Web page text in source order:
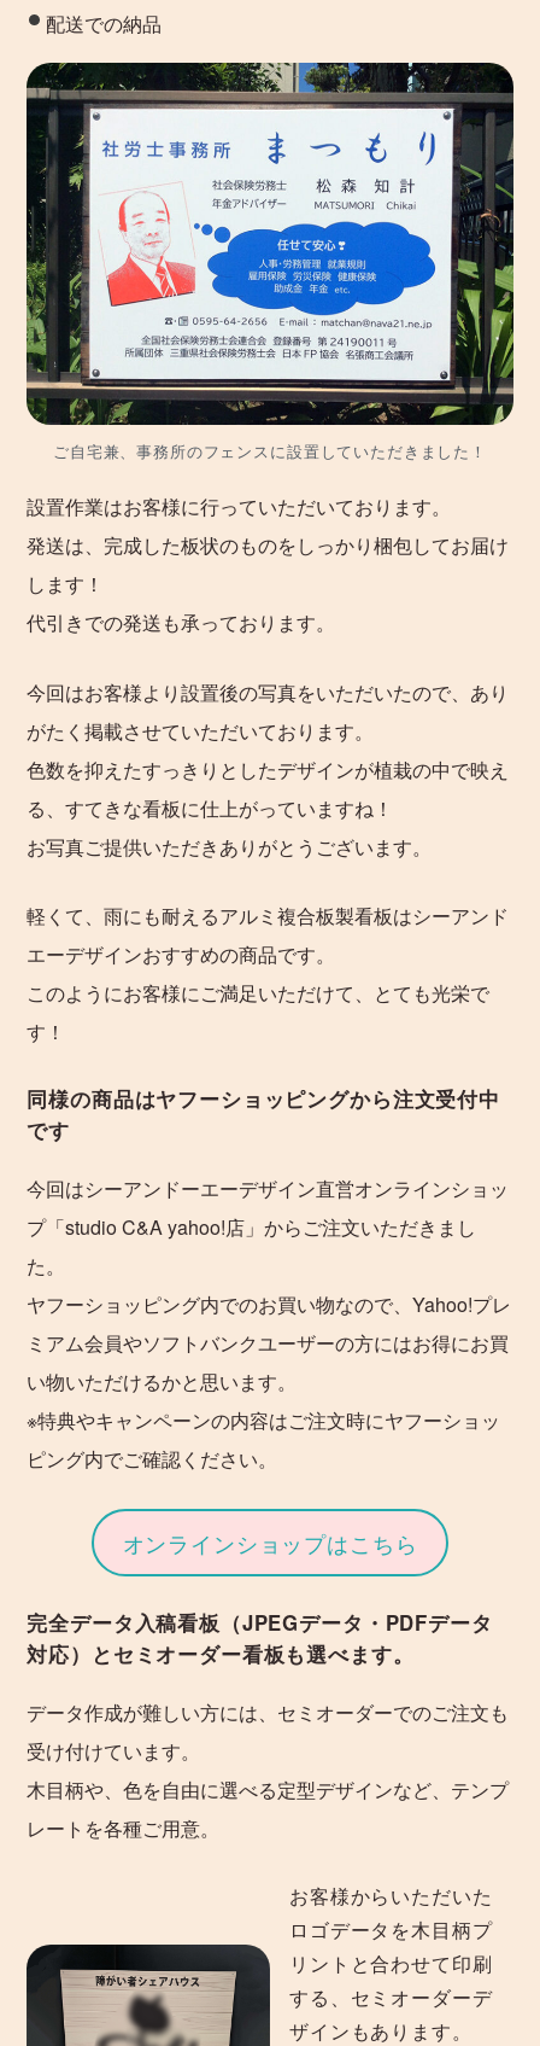
配送での納品
ご自宅兼、事務所のフェンスに設置していただきました！
設置作業はお客様に行っていただいております。
発送は、完成した板状のものをしっかり梱包してお届け
します！
代引きでの発送も承っております。
今回はお客様より設置後の写真をいただいたので、あり
がたく掲載させていただいております。
色数を抑えたすっきりとしたデザインが植栽の中で映え
る、すてきな看板に仕上がっていますね！
お写真ご提供いただきありがとうございます。
軽くて、雨にも耐えるアルミ複合板製看板はシーアンド
エーデザインおすすめの商品です。
このようにお客様にご満足いただけて、とても光栄で
す！
同様の商品はヤフーショッピングから注文受付中
です
今回はシーアンドーエーデザイン直営オンラインショッ
プ「studio C&A yahoo!店」からご注文いただきまし
た。
ヤフーショッピング内でのお買い物なので、Yahoo!プレ
ミアム会員やソフトバンクユーザーの方にはお得にお買
い物いただけるかと思います。
※特典やキャンペーンの内容はご注文時にヤフーショッ
ピング内でご確認ください。
オンラインショップはこちら
完全データ入稿看板（JPEGデータ・PDFデータ
対応）とセミオーダー看板も選べます。
データ作成が難しい方には、セミオーダーでのご注文も
受け付けています。
木目柄や、色を自由に選べる定型デザインなど、テンプ
レートを各種ご用意。
お客様からいただいた
ロゴデータを木目柄プ
リントと合わせて印刷
する、セミオーダーデ
ザインもあります。